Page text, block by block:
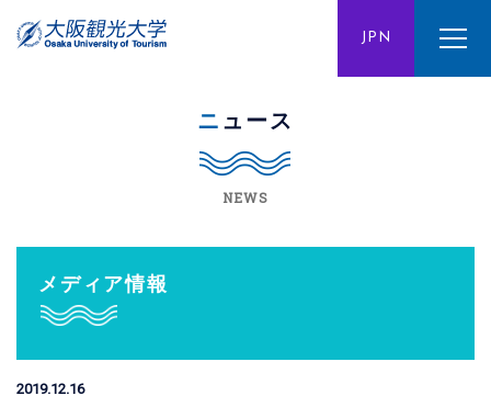
JPN
ENG CHN
ニュース
NEWS
メディア情報
2019.12.16